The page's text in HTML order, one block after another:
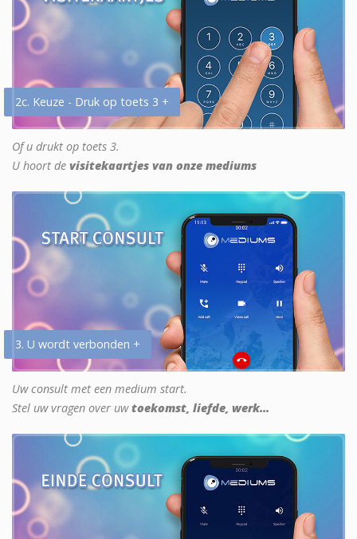
2c. Keuze - Druk op toets 3 +
Of u drukt op toets 3.
U hoort de visitekaartjes van onze mediums
3. U wordt verbonden +
Uw consult met een medium start.
Stel uw vragen over uwtoekomst, liefde, werk...